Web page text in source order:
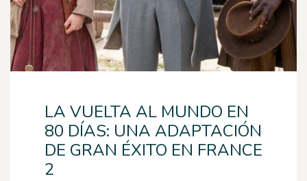
LA VUELTA AL MUNDO EN
80 DÍAS: UNA ADAPTACIÓN
DE GRAN ÉXITO EN FRANCE
2